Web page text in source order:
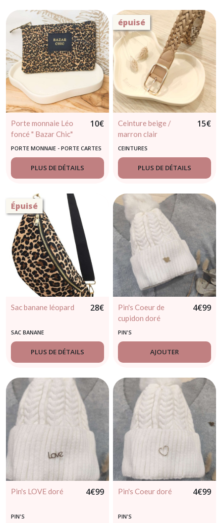
Porte monnaie Léo
foncé " Bazar Chic"
10€
PORTE MONNAIE - PORTE CARTES
- PORTE-CLÉS
PLUS DE DÉTAILS
épuisé
Ceinture beige /
marron clair
15€
CEINTURES
PLUS DE DÉTAILS
Épuisé
Sac banane léopard 28€
SAC BANANE
PLUS DE DÉTAILS
Pin's Coeur de
cupidon doré
4€99
PIN'S
AJOUTER
Pin's LOVE doré 4€99
PIN'S
Pin's Coeur doré 4€99
PIN'S